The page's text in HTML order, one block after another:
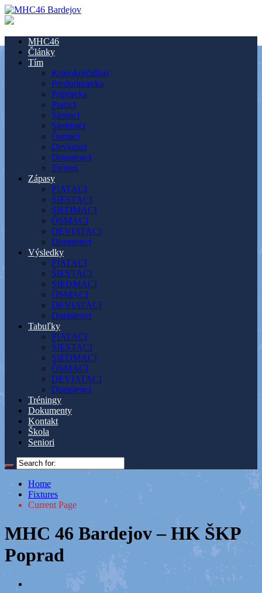
MHC46
Články
Tím
Krasokorčuliari
Predprípravka
Prípravka
Piataci
Šiestaci
Siedmaci
Ôsmaci
Deviataci
Dorastenci
Tréneri
Zápasy
PIATACI
ŠIESTACI
SIEDMACI
ÔSMACI
DEVIATACI
Dorastenci
Výsledky
PIATACI
ŠIESTACI
SIEDMACI
ÔSMACI
DEVIATACI
Dorastenci
Tabuľky
PIATACI
ŠIESTACI
SIEDMACI
ÔSMACI
DEVIATACI
Dorastenci
Tréningy
Dokumenty
Kontakt
Škola
Seniori
Home
Fixtures
Current Page
MHC 46 Bardejov – HK ŠKP
Poprad